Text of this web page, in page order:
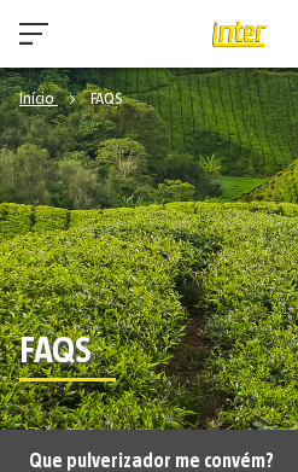
Início FAQS
FAQS
Que pulverizador me convém?